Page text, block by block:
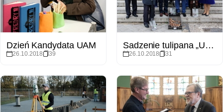
Dzień Kandydata UAM
26.10.2018 39
Sadzenie tulipana „Uniwersytet Poznański”
26.10.2018 31